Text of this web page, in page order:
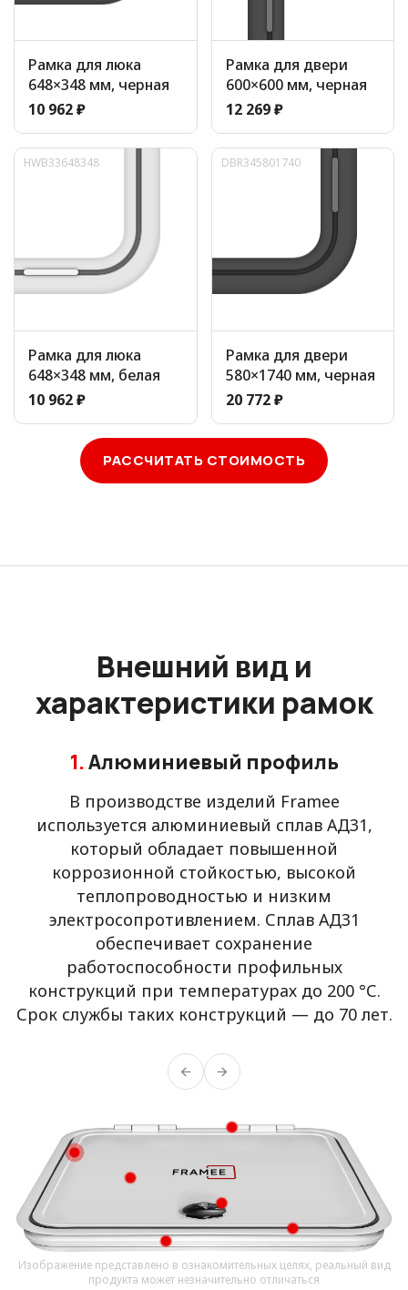
Рамка для люка
648×348 мм, черная
10 962 ₽
Рамка для двери
600×600 мм, черная
12 269 ₽
HWB33648348
Рамка для люка
648×348 мм, белая
10 962 ₽
DBR345801740
Рамка для двери
580×1740 мм, черная
20 772 ₽
РАССЧИТАТЬ СТОИМОСТЬ
Внешний вид и
характеристики рамок
1.Алюминиевый профиль
В производстве изделий Framee
используется алюминиевый сплав АД31,
который обладает повышенной
коррозионной стойкостью, высокой
теплопроводностью и низким
электросопротивлением. Сплав АД31
обеспечивает сохранение
работоспособности профильных
конструкций при температурах до 200 °С.
Срок службы таких конструкций — до 70 лет.
Изображение представлено в ознакомительных целях, реальный вид
продукта может незначительно отличаться